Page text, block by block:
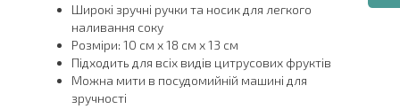
Широкі зручні ручки та носик для легкого
наливання соку
Розміри: 10 см х 18 см х 13 см
Підходить для всіх видів цитрусових фруктів
Можна мити в посудомийній машині для
зручності